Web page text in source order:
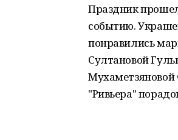
Праздник
событию.
понравились
Султановой
"Ривьера"